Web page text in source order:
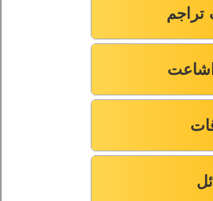
تراجم